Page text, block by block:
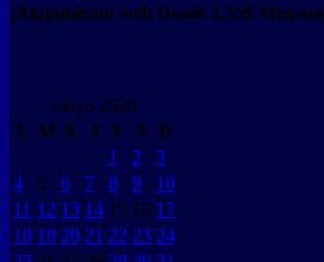
¡Alojamiento web Desde 2.35$
mayo 2020
L M X J V S D
1
2
3
4
5 6 7 8 9
10
11 12 13 14 15 16 17
18 19 20 21 22 23 24